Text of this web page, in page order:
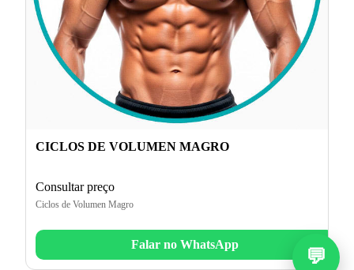
CICLOS DE VOLUMEN MAGRO
Consultar preço
Ciclos de Volumen Magro
Falar no WhatsApp
💬